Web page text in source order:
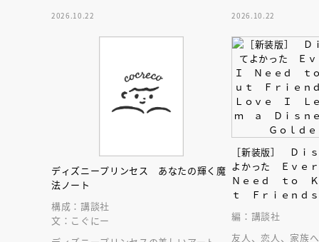
解説を収録した本！
2026.10.22
録した本です！
2026.10.22
ディズニープリンセス あなたの輝く魔
法ノート
構成：講談社
文：こぐにー
［新装版］ Ｄｉ
よかった Ｅｖｅ
Ｎｅｅｄ ｔｏ
ｔ Ｆｒｉｅｎｄ
ｍ ａ Ｄｉｓｎ
Ｇｏｌｄｅｎ Ｂ
編：講談社
友人、恋人、家族